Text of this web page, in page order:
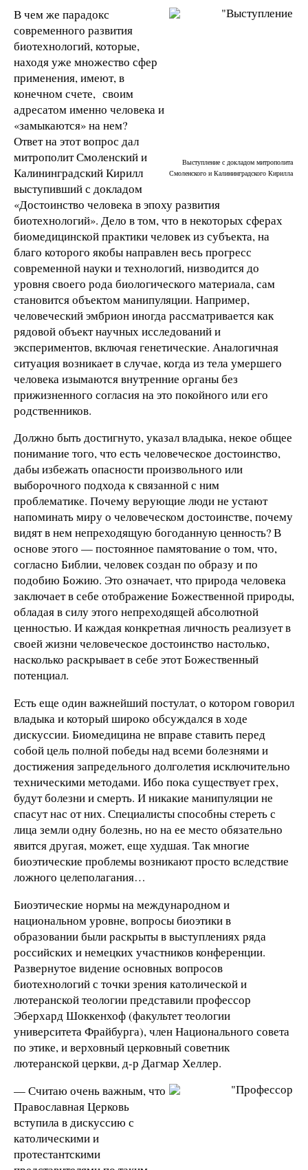
Выступление с докладом митрополита
Смоленского и Калининградского Кирилла
В чем же парадокс
современного развития
биотехнологий, которые,
находя уже множество сфер
применения, имеют, в
конечном счете, своим
адресатом именно человека и
«замыкаются» на нем?
Ответ на этот вопрос дал
митрополит Смоленский и
Калининградский Кирилл
выступивший с докладом
«Достоинство человека в эпоху развития
биотехнологий». Дело в том, что в некоторых сферах
биомедицинской практики человек из субъекта, на
благо которого якобы направлен весь прогресс
современной науки и технологий, низводится до
уровня своего рода биологического материала, сам
становится объектом манипуляции. Например,
человеческий эмбрион иногда рассматривается как
рядовой объект научных исследований и
экспериментов, включая генетические. Аналогичная
ситуация возникает в случае, когда из тела умершего
человека изымаются внутренние органы без
прижизненного согласия на это покойного или его
родственников.
Должно быть достигнуто, указал владыка, некое общее
понимание того, что есть человеческое достоинство,
дабы избежать опасности произвольного или
выборочного подхода к связанной с ним
проблематике. Почему верующие люди не устают
напоминать миру о человеческом достоинстве, почему
видят в нем непреходящую богоданную ценность? В
основе этого — постоянное памятование о том, что,
согласно Библии, человек создан по образу и по
подобию Божию. Это означает, что природа человека
заключает в себе отображение Божественной природы,
обладая в силу этого непреходящей абсолютной
ценностью. И каждая конкретная личность реализует в
своей жизни человеческое достоинство настолько,
насколько раскрывает в себе этот Божественный
потенциал.
Есть еще один важнейший постулат, о котором говорил
владыка и который широко обсуждался в ходе
дискуссии. Биомедицина не вправе ставить перед
собой цель полной победы над всеми болезнями и
достижения запредельного долголетия исключительно
техническими методами. Ибо пока существует грех,
будут болезни и смерть. И никакие манипуляции не
спасут нас от них. Специалисты способны стереть с
лица земли одну болезнь, но на ее место обязательно
явится другая, может, еще худшая. Так многие
биоэтические проблемы возникают просто вследствие
ложного целеполагания…
Биоэтические нормы на международном и
национальном уровне, вопросы биоэтики в
образовании были раскрыты в выступлениях ряда
российских и немецких участников конференции.
Развернутое видение основных вопросов
биотехнологий с точки зрения католической и
лютеранской теологии представили профессор
Эберхард Шоккенхоф (факультет теологии
университета Фрайбурга), член Национального совета
по этике, и верховный церковный советник
лютеранской церкви, д-р Дагмар Хеллер.
— Считаю очень важным, что
Православная Церковь
вступила в дискуссию с
католическими и
протестантскими